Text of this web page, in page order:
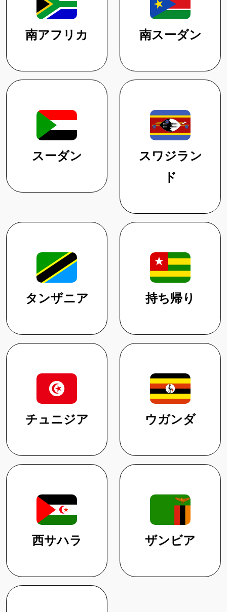
南アフリカ 南スーダン
スーダン
スワジラン
ド
タンザニア 持ち帰り
チュニジア ウガンダ
西サハラ ザンビア